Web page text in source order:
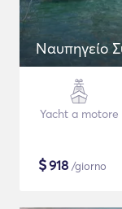
Ναυπηγείο
Yacht a motore
$918 /giorno